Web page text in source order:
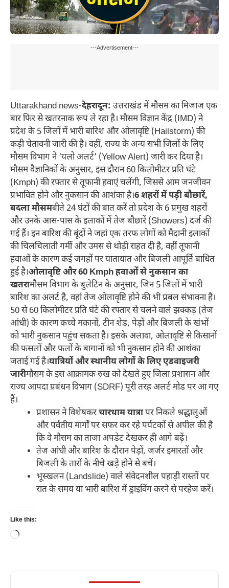
---Advertisement---
Uttarakhand news-देहरादून: उत्तराखंड में मौसम का मिजाज एक
बार फिर से खतरनाक रूप ले रहा है। मौसम विज्ञान केंद्र (IMD) ने
प्रदेश के 5 जिलों में भारी बारिश और ओलावृष्टि (Hailstorm) की
कड़ी चेतावनी जारी की है। वहीं, राज्य के अन्य सभी जिलों के लिए
मौसम विभाग ने ‘यलो अलर्ट’ (Yellow Alert) जारी कर दिया है।
मौसम वैज्ञानिकों के अनुसार, इस दौरान 60 किलोमीटर प्रति घंटे
(Kmph) की रफ्तार से तूफानी हवाएं चलेंगी, जिससे आम जनजीवन
प्रभावित होने और नुकसान की आशंका है।​6 शहरों में पड़ी बौछारें,
बदला मौसमबीते 24 घंटों की बात करें तो प्रदेश के 6 प्रमुख शहरों
और उनके आस-पास के इलाकों में तेज बौछारें (Showers) दर्ज की
गई हैं। इन बारिश की बूंदों ने जहां एक तरफ लोगों को मैदानी इलाकों
की चिलचिलाती गर्मी और उमस से थोड़ी राहत दी है, वहीं तूफानी
हवाओं के कारण कई जगहों पर यातायात और बिजली आपूर्ति बाधित
हुई है।​ओलावृष्टि और 60 Kmph हवाओं से नुकसान का
खतरामौसम विभाग के बुलेटिन के अनुसार, जिन 5 जिलों में भारी
बारिश का अलर्ट है, वहां तेज ओलावृष्टि होने की भी प्रबल संभावना है।
50 से 60 किलोमीटर प्रति घंटे की रफ्तार से चलने वाले झक्कड़ (तेज
आंधी) के कारण कच्चे मकानों, टीन शेड, पेड़ों और बिजली के खंभों
को भारी नुकसान पहुंच सकता है। इसके अलावा, ओलावृष्टि से किसानों
की फसलों और फलों के बागानों को भी नुकसान होने की आशंका
जताई गई है।​यात्रियों और स्थानीय लोगों के लिए एडवाइजरी
जारीमौसम के इस आक्रामक रुख को देखते हुए जिला प्रशासन और
राज्य आपदा प्रबंधन विभाग (SDRF) पूरी तरह अलर्ट मोड पर आ गए
हैं।
​प्रशासन ने विशेषकरचारधाम यात्रापर निकले श्रद्धालुओं
और पर्वतीय मार्गों पर सफर कर रहे पर्यटकों से अपील की है
कि वे मौसम का ताजा अपडेट देखकर ही आगे बढ़ें।
​तेज आंधी और बारिश के दौरान पेड़ों, जर्जर इमारतों और
बिजली के तारों के नीचे खड़े होने से बचें।
​भूस्खलन (Landslide) वाले संवेदनशील पहाड़ी रास्तों पर
रात के समय या भारी बारिश में ड्राइविंग करने से परहेज करें।
Like this:
Loading…